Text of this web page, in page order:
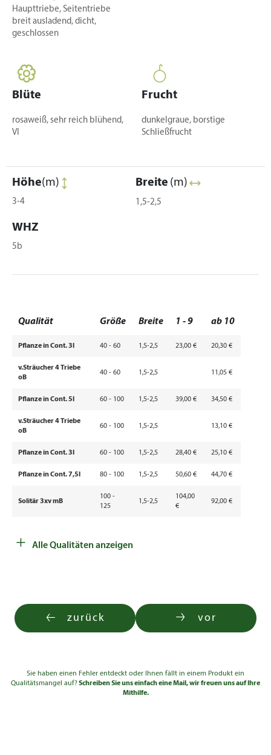
Haupttriebe, Seitentriebe
breit ausladend, dicht,
geschlossen
Blüte
rosaweiß, sehr reich blühend,
VI
Frucht
dunkelgraue, borstige
Schließfrucht
Höhe(m)
3-4
Breite (m)
1,5-2,5
WHZ
5b
Qualität Größe Breite 1 - 9 ab 10
Pflanze in Cont. 3l 40 - 60 1,5-2,5 23,00 € 20,30 €
v.Sträucher 4 Triebe
oB
40 - 60 1,5-2,5 11,05 €
Pflanze in Cont. 5l 60 - 100 1,5-2,5 39,00 € 34,50 €
v.Sträucher 4 Triebe
oB
60 - 100 1,5-2,5 13,10 €
Pflanze in Cont. 3l 60 - 100 1,5-2,5 28,40 € 25,10 €
Pflanze in Cont. 7,5l 80 - 100 1,5-2,5 50,60 € 44,70 €
Solitär 3xv mB
100 -
125
1,5-2,5
104,00
€
92,00 €
+ Alle Qualitäten anzeigen
zurück vor
Sie haben einen Fehler entdeckt oder Ihnen fällt in einem Produkt ein
Qualitätsmangel auf?Schreiben Sie uns einfach eine Mail, wir freuen uns auf Ihre
Mithilfe.